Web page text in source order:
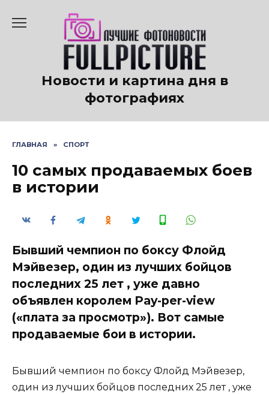
содержанию
Новости и картина дня в
фотографиях
ГЛАВНАЯ » СПОРТ
10 самых продаваемых боев
в истории
Бывший чемпион по боксу Флойд
Мэйвезер, один из лучших бойцов
последних 25 лет , уже давно
объявлен королем Pay-per-view
(«плата за просмотр»). Вот самые
продаваемые бои в истории.
Бывший чемпион по боксу Флойд Мэйвезер,
один из лучших бойцов последних 25 лет , уже